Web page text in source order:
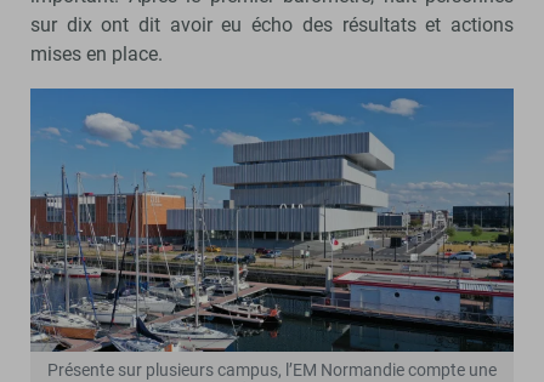
sur dix ont dit avoir eu écho des résultats et actions
mises en place.
Présente sur plusieurs campus, l’EM Normandie compte une